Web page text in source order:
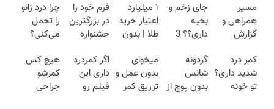
مسیر
همراهی و
گزارش
گروه اسنپ
در ۱۴۰۴
جای زخم و
بخیه
داری؟؟ 3
محوش کن!
۱ میلیارد
اعتبار خرید
طلا | بدون
چک
فرم خود را
در بزرگترین
جشنواره
تهران پر
کنید ! |
فقط ۲۵
چرا درد زانو
را تحمل
می‌کنی؟
درمنزل
درمانش کن
کمر درد
شدید داری؟
تو خونه
گردونه
شانس
بدون پوچ از
میخوای
بدون عمل و
تزریق کمر
اگر کمردرد
داری این
فیلم رو
هیچ کس
کمرشو
جراحی